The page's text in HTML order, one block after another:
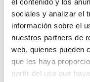
sociales y analizar el
información sobre el
nuestros partners de
web, quienes pueden
que les haya
partir del uso que
Convocadas
Sare decenas
participado en